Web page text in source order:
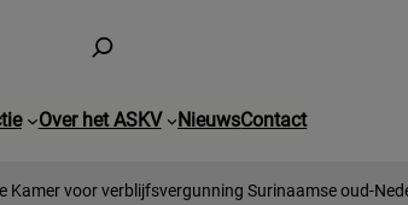
Over het ASKV NieuwsContact
Kamer voor verblijfsvergunning Surinaamse oud-